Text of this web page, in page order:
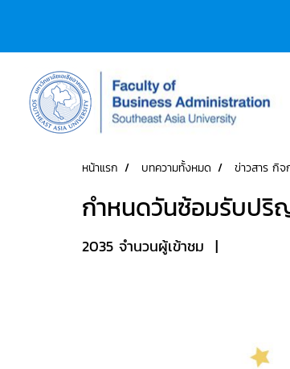
หน้าแรก บทความทั้งหมด ข่าวสาร กิจ
กำหนดวันซ้อมรับป
2035 จำนวนผู้เข้าชม |